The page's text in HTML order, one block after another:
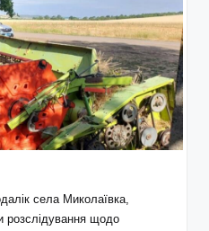
села Миколаївка,
розслідування щодо